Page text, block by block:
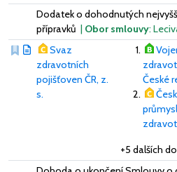
Dodatek o dohodnutých
přípravků | Obor smlouvy:
Svaz
zdravotních
pojišťoven ČR, z.
s.
České
+5 dalších